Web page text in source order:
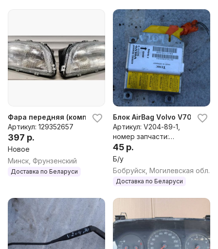
Фара передняя (комплект) Volvo V70 (96-00), 1998 г.
Артикул: 129352657
397 р.
Новое
Минск, Фрунзенский
Доставка по Беларуси
Блок AirBag Volvo V70, 1998
Артикул: V204-89-1,
номер запчасти:
9472727D
45 р.
Б/у
Бобруйск, Могилевская обл.
Доставка по Беларуси